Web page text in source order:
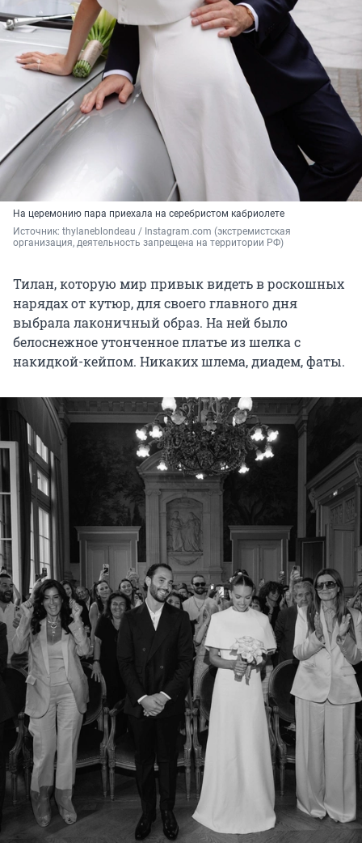
На церемонию пара приехала на серебристом кабриолете
Источник: thylaneblondeau / Instagram.com (экстремистская
организация, деятельность запрещена на территории РФ)
Тилан, которую мир привык видеть в роскошных
нарядах от кутюр, для своего главного дня
выбрала лаконичный образ. На ней было
белоснежное утонченное платье из шелка с
накидкой-кейпом. Никаких шлема, диадем, фаты.